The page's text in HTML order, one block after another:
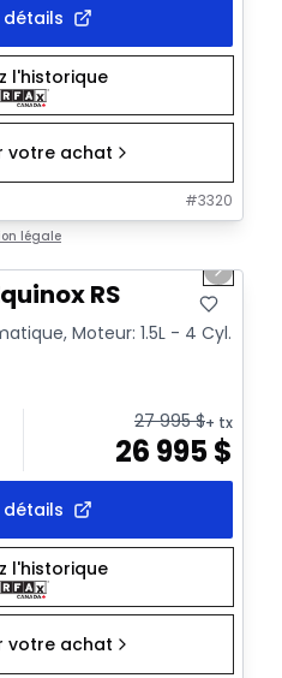
détails
l'historique
votre achat
#3320
légale
Next
RS
Moteur: 1.5L - 4 Cyl.
27 995$+ tx
26 995$
détails
l'historique
votre achat